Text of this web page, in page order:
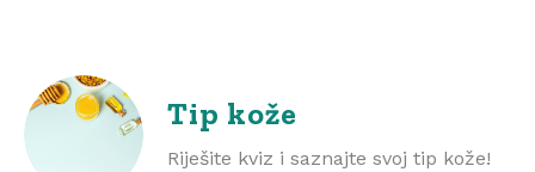
Tip kože
Riješite kviz i saznajte svoj tip kože!